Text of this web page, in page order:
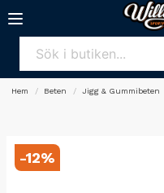
Hem Beten Jigg & Gummibeten
-12%